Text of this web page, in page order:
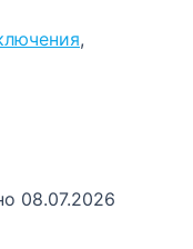
,
08.07.2026